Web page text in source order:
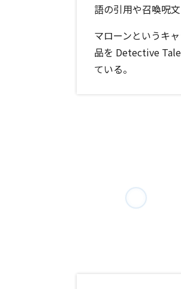
語の引用や召喚呪
マローンというキ
品を Detective
ている。